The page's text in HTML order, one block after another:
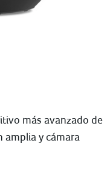
más avanzado de
amplia y cámara